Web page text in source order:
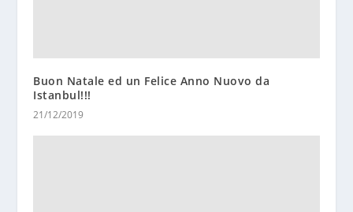
Buon Natale ed un Felice Anno Nuovo da
Istanbul!!!
21/12/2019